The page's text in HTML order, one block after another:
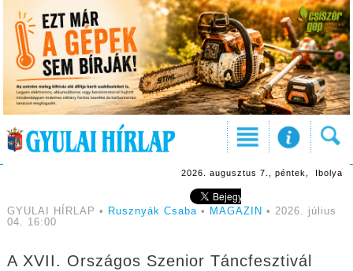
2026. augusztus 7., péntek, Ibolya
GYULAI HÍRLAP • Rusznyák Csaba• MAGAZIN • 2026. július
04. 16:00
A XVII. Országos Szenior Táncfesztivál